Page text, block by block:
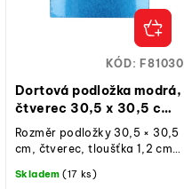
Dortová podložka modrá,
čtverec 30,5 x 30,5 cm,
výška 12 mm
Skladem (17 ks)
Rozměr podložky 30,5 × 30,5
cm, čtverec, tloušťka 1,2 cm,
použitelná, 1 ks.
KÓD:F81030